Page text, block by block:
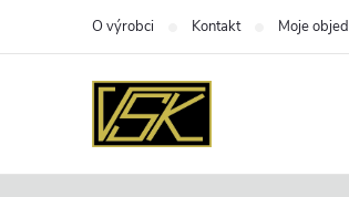
O výrobci Kontakt Moje